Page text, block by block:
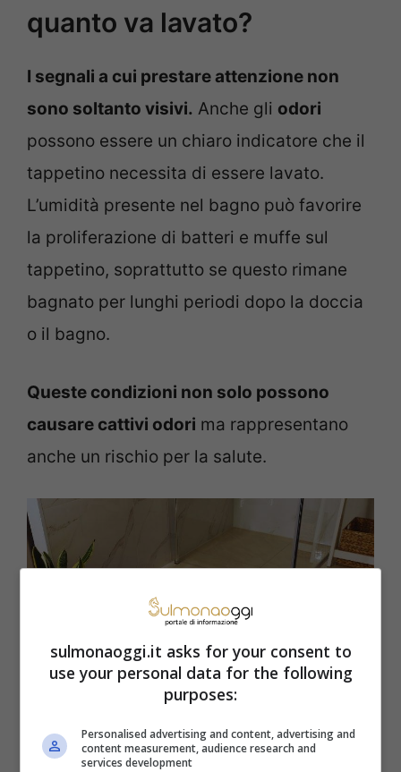
quanto va lavato?
I segnali a cui prestare attenzione non
sono soltanto visivi. Anche gli odori
possono essere un chiaro indicatore che il
tappetino necessita di essere lavato.
L’umidità presente nel bagno può favorire
la proliferazione di batteri e muffe sul
tappetino, soprattutto se questo rimane
bagnato per lunghi periodi dopo la doccia
o il bagno.
Queste condizioni non solo possono
causare cattivi odori ma rappresentano
anche un rischio per la salute.
Oltre al lavaggio mensile o al bisogno
sulmonaoggi.it asks for your consent to
use your personal data for the following
purposes:
Personalised advertising and content, advertising and
content measurement, audience research and
services development